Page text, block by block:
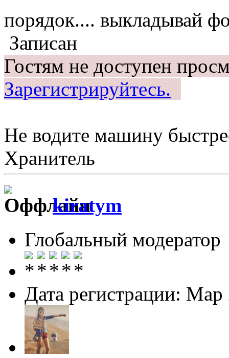
порядок.... выкладывай
Записан
Гостям не доступен
Зарегистрируйтесь.
Не водите машину
Хранитель
kiratym
Глобальный модератор
Дата регистрации: Мар